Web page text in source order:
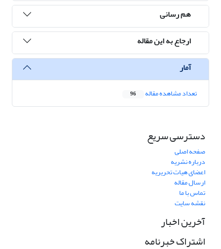
هم رسانی
ارجاع به این مقاله
آمار
تعداد مشاهده مقاله 96
دسترسی سریع
صفحه اصلی
درباره نشریه
اعضای هیات تحریریه
ارسال مقاله
تماس با ما
نقشه سایت
آخرین اخبار
اشتراک خبرنامه